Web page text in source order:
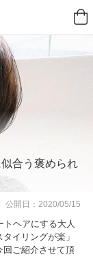
合う褒められ
公開日：2020/05/15
トヘアにする大人
イリングが楽」
回ご紹介させて頂